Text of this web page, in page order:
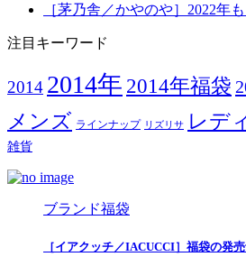
［茅乃舎／かやのや］2022年
注目キーワード
2014 2014年 2014年福袋
メンズ ラインナップ リズリサ レデ
雑貨
ブランド福袋
［イアクッチ／IACUCCI］福袋の発